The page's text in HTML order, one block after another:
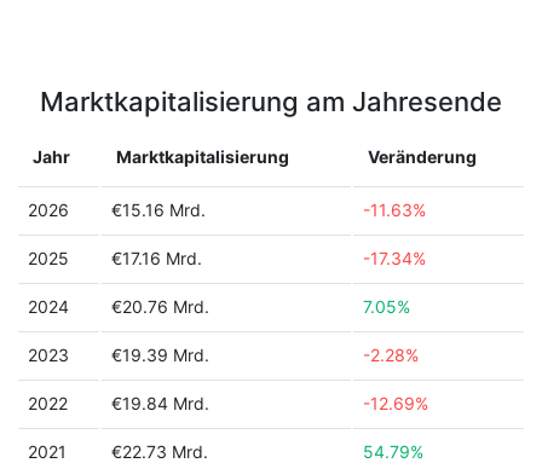
Marktkapitalisierung am Jahresende
Jahr Marktkapitalisierung Veränderung
2026 €15.16 Mrd. -11.63%
2025 €17.16 Mrd. -17.34%
2024 €20.76 Mrd. 7.05%
2023 €19.39 Mrd. -2.28%
2022 €19.84 Mrd. -12.69%
2021 €22.73 Mrd. 54.79%